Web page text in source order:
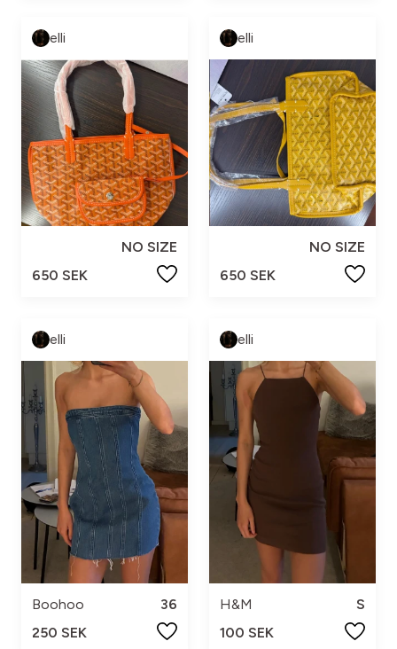
elli
NO SIZE
650 SEK
elli
NO SIZE
650 SEK
elli
Boohoo
36
250 SEK
elli
H&M
S
100 SEK